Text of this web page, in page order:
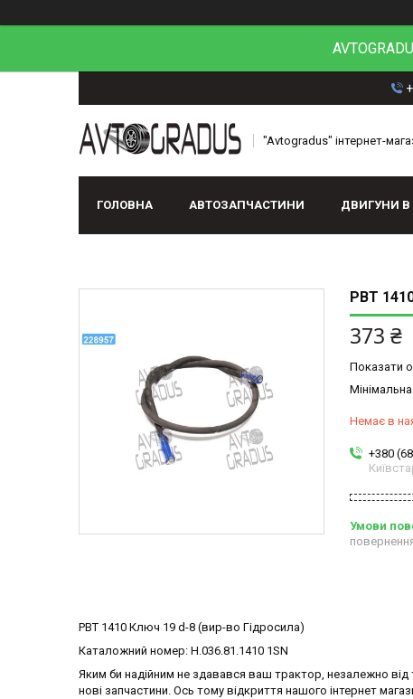
"Avtogradus" інтернет-
ГОЛОВНА АВТОЗАПЧАСТИНИ ДВИГУНИ В
РВТ
373 ₴
Показати
Немає в
+380
РВТ 1410 Ключ 19 d-8 (вир-во Гідросила)
Каталожний номер: Н.036.81.1410 1SN
Яким би надійним не здавався ваш трактор, незалежно від
нові запчастини. Ось тому відкриття нашого інтернет